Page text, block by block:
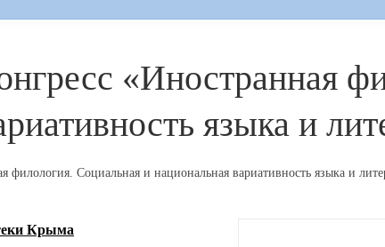
«Иностранная
языка и
Социальная и национальная вариативность языка и
Крыма